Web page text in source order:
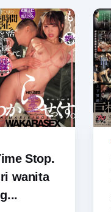
Stop.
wanita